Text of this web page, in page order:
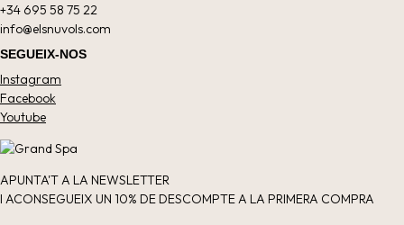
+34 695 58 75 22
info@elsnuvols.com
SEGUEIX-NOS
Instagram
Facebook
Youtube
APUNTA'T A LA NEWSLETTER
I ACONSEGUEIX UN 10% DE DESCOMPTE A LA PRIMERA COMPRA